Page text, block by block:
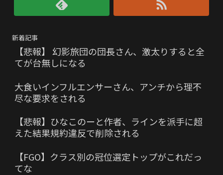
新着記事
【悲報】 幻影旅団の団長さん、激太りすると全
てが台無しになる
大食いインフルエンサーさん、アンチから理不
尽な要求をされる
【悲報】ひなこのーと作者、ラインを派手に超
えた結果規約違反で削除される
【FGO】クラス別の冠位選定トップがこれだっ
てな